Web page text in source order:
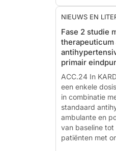
verhoogd CV-
Olezarsen In
Cardiovascular
Results Of the
73a Trial
Nieuws - 9 apr.
Gepresenteerd
Scient...
NIEUWS EN
Fase 2 studie
therapeuticum
primair
ACC.24 In
een enkele
in combinatie
standaard
ambulante en
van baseline
patiënten met